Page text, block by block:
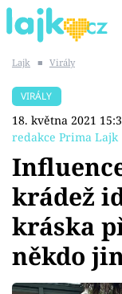
SHOPAHOLICADEL
Témata
Showbyznys
Youtubeři
Lajk ■ Virály
VIRÁLY
18. května 2021
redakce Prima Lajk
krádež
kráska
někdo